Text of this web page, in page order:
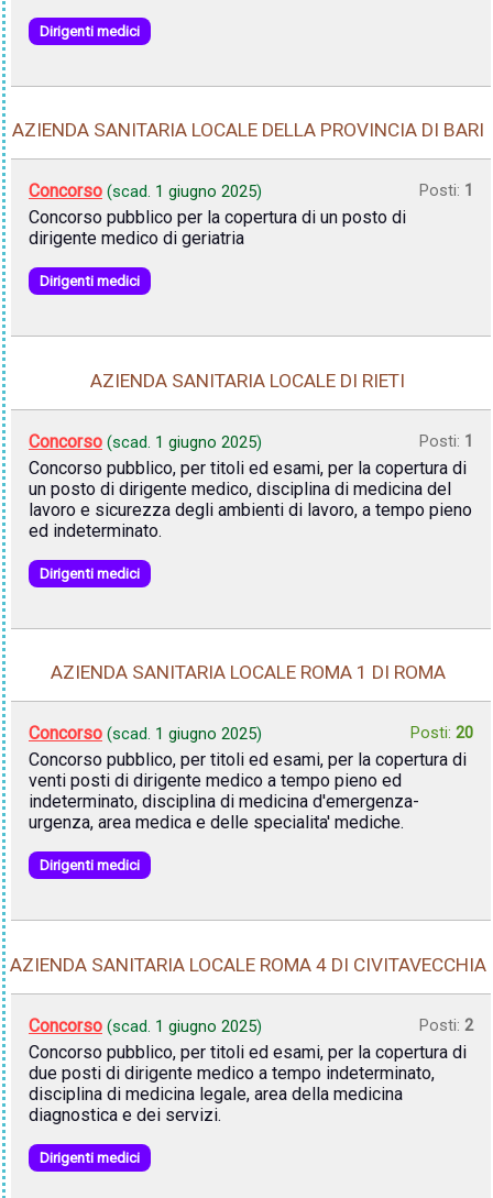
Dirigenti medici
AZIENDA SANITARIA LOCALE DELLA PROVINCIA DI BARI
Concorso (scad. 1 giugno 2025) Posti: 1
Concorso pubblico per la copertura di un posto di
dirigente medico di geriatria
Dirigenti medici
AZIENDA SANITARIA LOCALE DI RIETI
Concorso (scad. 1 giugno 2025) Posti: 1
Concorso pubblico, per titoli ed esami, per la copertura di
un posto di dirigente medico, disciplina di medicina del
lavoro e sicurezza degli ambienti di lavoro, a tempo pieno
ed indeterminato.
Dirigenti medici
AZIENDA SANITARIA LOCALE ROMA 1 DI ROMA
Concorso (scad. 1 giugno 2025) Posti: 20
Concorso pubblico, per titoli ed esami, per la copertura di
venti posti di dirigente medico a tempo pieno ed
indeterminato, disciplina di medicina d'emergenza-
urgenza, area medica e delle specialita' mediche.
Dirigenti medici
AZIENDA SANITARIA LOCALE ROMA 4 DI CIVITAVECCHIA
Concorso (scad. 1 giugno 2025) Posti: 2
Concorso pubblico, per titoli ed esami, per la copertura di
due posti di dirigente medico a tempo indeterminato,
disciplina di medicina legale, area della medicina
diagnostica e dei servizi.
Dirigenti medici